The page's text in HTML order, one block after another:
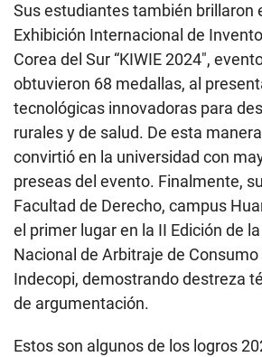
Sus estudiantes también brillaron
Exhibición Internacional de
Corea del Sur “KIWIE 2024″,
obtuvieron 68 medallas, al
tecnológicas innovadoras para
rurales y de salud. De esta
convirtió en la universidad con
preseas del evento. Finalmente,
Facultad de Derecho, campus
el primer lugar en la II Edición de
Nacional de Arbitraje de Consumo
Indecopi, demostrando destreza
de argumentación.
Estos son algunos de los logros